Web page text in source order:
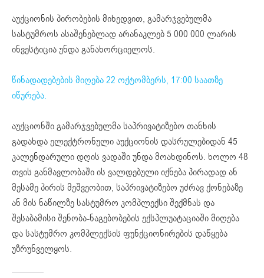
აუქციონის პირობების მიხედვით, გამარჯვებულმა
სასტუმროს ასაშენებლად არანაკლებ 5 000 000 ლარის
ინვესტიცია უნდა განახორციელოს.
წინადადებების მიღება 22 ოქტომბერს, 17:00 საათზე
იწურება.
აუქციონში გამარჯვებულმა საპრივატიზებო თანხის
გადახდა ელექტრონული აუქციონის დასრულებიდან 45
კალენდარული დღის ვადაში უნდა მოახდინოს. ხოლო 48
თვის განმავლობაში ის ვალდებული იქნება პირადად ან
მესამე პირის მეშვეობით, საპრივატიზებო უძრავ ქონებაზე
ან მის ნაწილზე სასტუმრო კომპლექსი შექმნას და
შესაბამისი შენობა-ნაგებობების ექსპლუატაციაში მიღება
და სასტუმრო კომპლექსის ფუნქციონირების დაწყება
უზრუნველყოს.